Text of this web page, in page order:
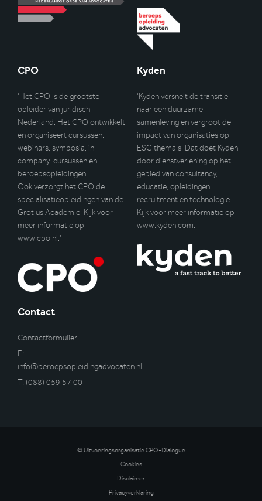
CPO
‘Het CPO is de grootste
opleider van juridisch
Nederland. Het CPO ontwikkelt
en organiseert cursussen,
webinars, symposia, in
company-cursussen en
beroepsopleidingen.
Ook verzorgt het CPO de
specialisatieopleidingen van de
Grotius Academie. Kijk voor
meer informatie op
www.cpo.nl.’
Kyden
‘Kyden versnelt de transitie
naar een duurzame
samenleving en vergroot de
impact van organisaties op
ESG thema’s. Dat doet Kyden
door dienstverlening op het
gebied van consultancy,
educatie, opleidingen,
recruitment en technologie.
Kijk voor meer informatie op
www.kyden.com.’
Contact
Contactformulier
E:
info@beroepsopleidingadvocaten.nl
T: (088) 059 57 00
© Uitvoeringsorganisatie CPO-Dialogue
Cookies
Disclaimer
Privacyverklaring